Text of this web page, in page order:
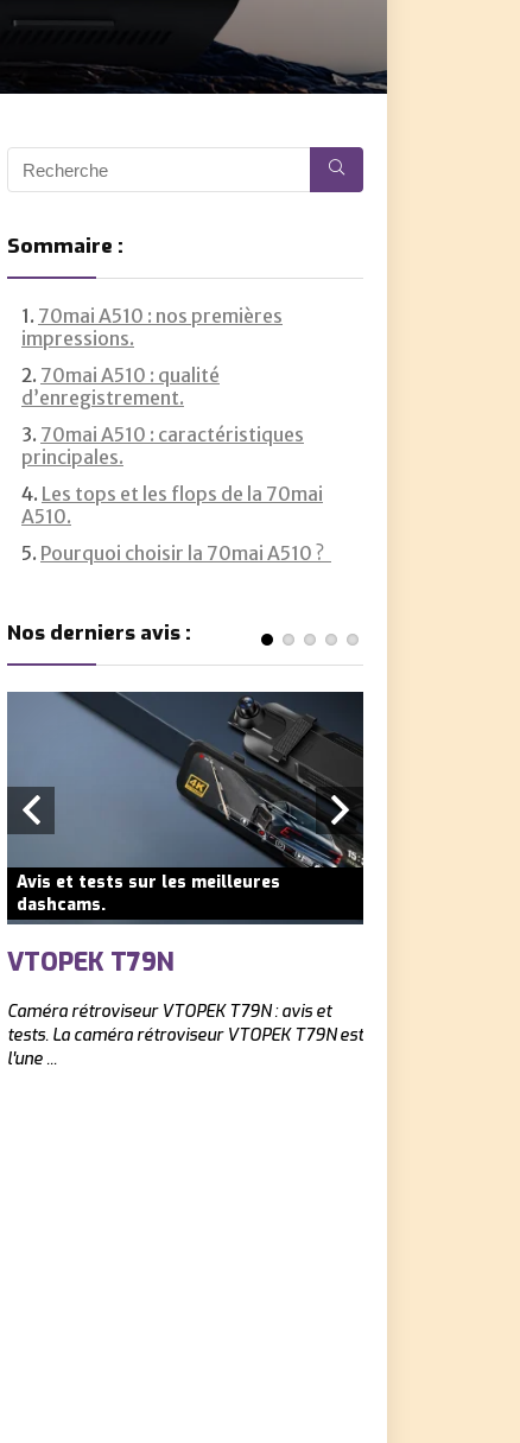
Sommaire :
70mai A510 : nos premières
impressions.
70mai A510 : qualité
d’enregistrement.
70mai A510 : caractéristiques
principales.
Les tops et les flops de la 70mai
A510.
Pourquoi choisir la 70mai A510 ?
Nos derniers avis :
Avis et tests sur les meilleures
dashcams.
VTOPEK T79N
Caméra rétroviseur ‎VTOPEK T79N : avis et
tests. La caméra rétroviseur VTOPEK T79N est
l'une ...